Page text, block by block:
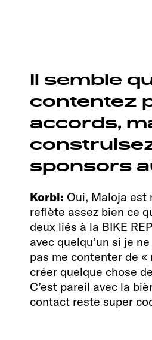
Il semble
contentez
accords,
sponsors
Korbi: Oui, Maloja est
reflète assez bien ce
deux liés à la BIKE
avec quelqu’un si je
pas me contenter de «
créer quelque chose
C’est pareil avec la
contact reste super